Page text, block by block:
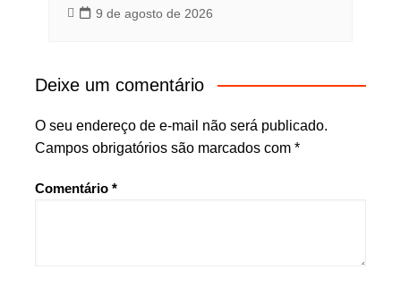
9 de agosto de 2026
Deixe um comentário
O seu endereço de e-mail não será publicado.
Campos obrigatórios são marcados com *
Comentário *